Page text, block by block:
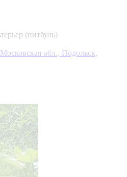
(питбуль)
Московская обл., Подольск,